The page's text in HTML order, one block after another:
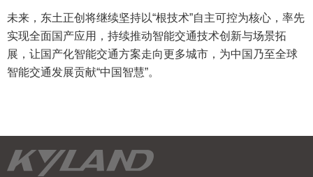
未来，东土正创将继续坚持以“根技术”自主可控为核心，率先
实现全面国产应用，持续推动智能交通技术创新与场景拓
展，让国产化智能交通方案走向更多城市，为中国乃至全球
智能交通发展贡献“中国智慧”。